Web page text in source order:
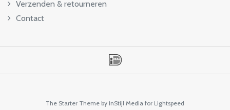
Verzenden & retourneren
Contact
The Starter Theme by InStijl Media for Lightspeed